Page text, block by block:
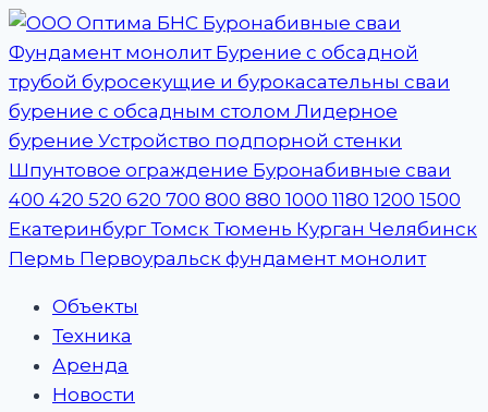
Перейти
к
содержимому
Объекты
Техника
Аренда
Новости